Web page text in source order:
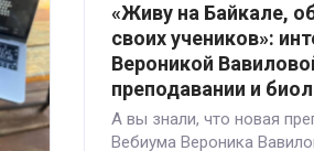
«Живу на Байкале,
своих учеников»:
Вероникой
преподавании и
А вы знали, что новая
Вебиума Вероника